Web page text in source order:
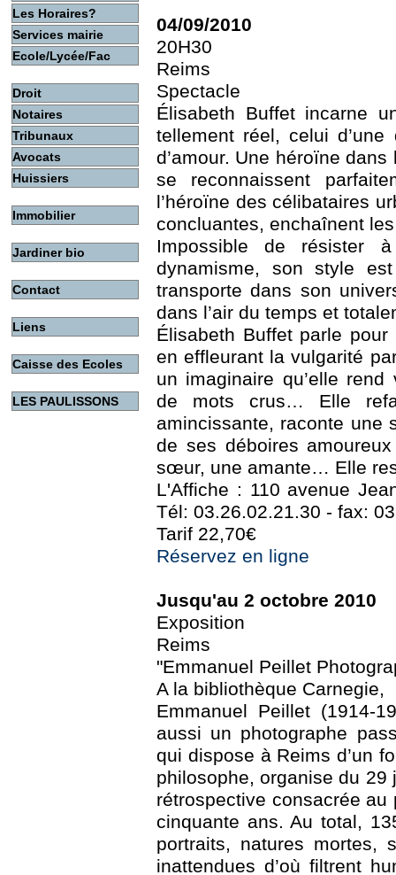
Les Horaires?
Services mairie
Ecole/Lycée/Fac
Droit
Notaires
Tribunaux
Avocats
Huissiers
Immobilier
Jardiner bio
Contact
Liens
Caisse des Ecoles
LES PAULISSONS
04/09/2010
20H30
Reims
Spectacle
Élisabeth Buffet incarne
tellement réel, celui
d’amour. Une héroïne
se reconnaissent
l’héroïne des célibataires
concluantes, enchaînent
Impossible de résister
dynamisme, son style
transporte dans son
dans l’air du temps et
Élisabeth Buffet parle
en effleurant la vulgarité
un imaginaire qu’elle
de mots crus… Elle
amincissante, raconte une
de ses déboires
sœur, une amante… Elle
L'Affiche : 110 avenue
Tél: 03.26.02.21.30 - fax:
Tarif 22,70€
Réservez en ligne
Jusqu'au 2 octobre 2010
Exposition
Reims
"Emmanuel Peillet
A la bibliothèque Carnegie,
Emmanuel Peillet (1914-
aussi un photographe
qui dispose à Reims d’un
philosophe, organise du
rétrospective consacrée
cinquante ans. Au total,
portraits, natures mortes,
inattendues d’où filtrent